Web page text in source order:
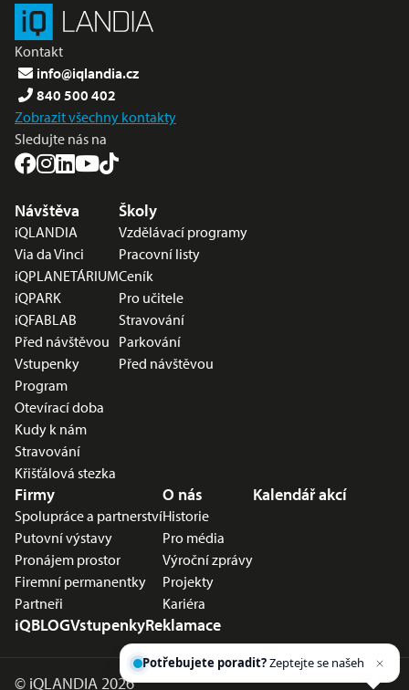
Kontakt
info@iqlandia.cz
840 500 402
Zobrazit všechny kontakty
Sledujte nás na
Nabídka v zápatí
Návštěva
iQLANDIA
Via da Vinci
iQPLANETÁRIUM
iQPARK
iQFABLAB
Před návštěvou
Vstupenky
Program
Otevírací doba
Kudy k nám
Stravování
Křišťálová stezka
Školy
Vzdělávací programy
Pracovní listy
Ceník
Pro učitele
Stravování
Parkování
Před návštěvou
Firmy
Spolupráce a partnerství
Putovní výstavy
Pronájem prostor
Firemní permanentky
Partneři
O nás
Historie
Pro média
Výroční zprávy
Projekty
Kariéra
Kalendář akcí
iQBLOGVstupenkyReklamace
© iQLANDIA 2026
Potřebujete poradit?Zeptejte se našeho
asistentaChettyho